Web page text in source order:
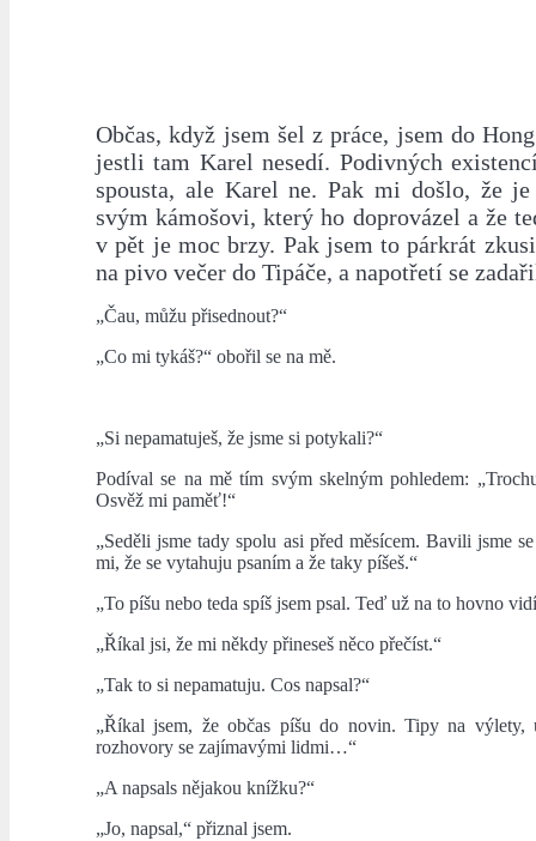
Občas, když jsem šel z práce, jsem do
jestli tam Karel nesedí. Podivných
spousta, ale Karel ne. Pak mi došlo, že
svým kámošovi, který ho doprovázel a že
v pět je moc brzy. Pak jsem to párkrát
na pivo večer do Tipáče, a napotřetí se
„Čau, můžu přisednout?“
„Co mi tykáš?“ obořil se na mě.
„Si nepamatuješ, že jsme si potykali?“
Podíval se na mě tím svým skelným pohledem:
Osvěž mi paměť!“
„Seděli jsme tady spolu asi před měsícem. Bavili jsme
mi, že se vytahuju psaním a že taky píšeš.“
„To píšu nebo teda spíš jsem psal. Teď už na to hovno
„Říkal jsi, že mi někdy přineseš něco přečíst.“
„Tak to si nepamatuju. Cos napsal?“
„Říkal jsem, že občas píšu do novin. Tipy na výlety,
rozhovory se zajímavými lidmi…“
„A napsals nějakou knížku?“
„Jo, napsal,“ přiznal jsem.